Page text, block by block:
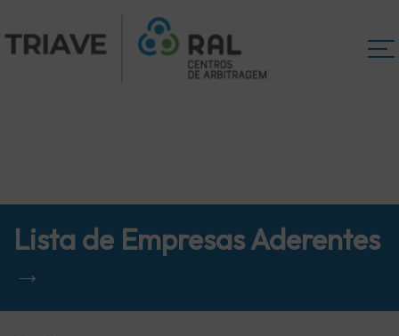
Lista de Empresas Aderentes
→